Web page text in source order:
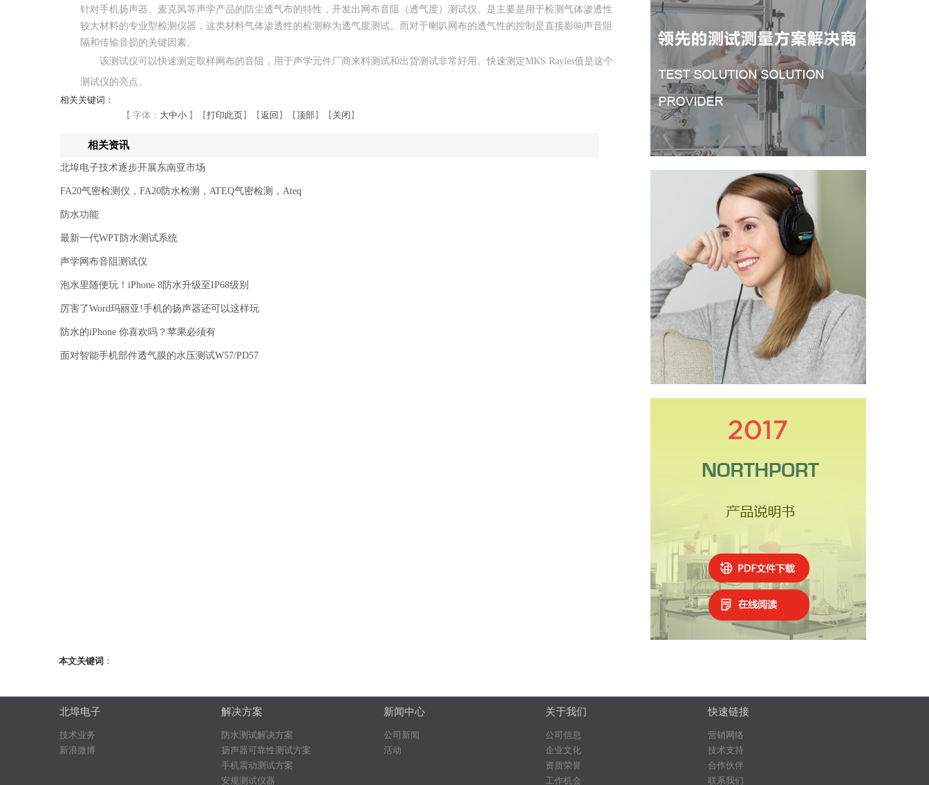
针对手机扬声器、麦克风等声学产品的防尘透气布的特性，开发出网布音阻（透气度）测试仪。是主要是用于检测气体渗透性
较大材料的专业型检测仪器，这类材料气体渗透性的检测称为透气度测试。而对于喇叭网布的透气性的控制是直接影响声音阻
隔和传输音损的关键因素。
该测试仪可以快速测定取样网布的音阻，用于声学元件厂商来料测试和出货测试非常好用。快速测定MKS Rayles值是这个
测试仪的亮点。
相关关键词：
【 字体： 大中小】 【打印此页】 【返回 】 【顶部】 【 关闭 】
相关资讯
北埠电子技术逐步开展东南亚市场
FA20气密检测仪，FA20防水检测，ATEQ气密检测，Ateq
防水功能
最新一代WPT防水测试系统
声学网布音阻测试仪
泡水里随便玩！iPhone 8防水升级至IP68级别
厉害了Word玛丽亚!手机的扬声器还可以这样玩
防水的iPhone 你喜欢吗？苹果必须有
面对智能手机部件透气膜的水压测试W57/PD57
本文关键词 ：
北埠电子
技术业务
新浪微博
解决方案
防水测试解决方案
扬声器可靠性测试方案
手机震动测试方案
安规测试仪器
新闻中心
公司新闻
活动
关于我们
公司信息
企业文化
资质荣誉
工作机会
快速链接
营销网络
技术支持
合作伙伴
联系我们